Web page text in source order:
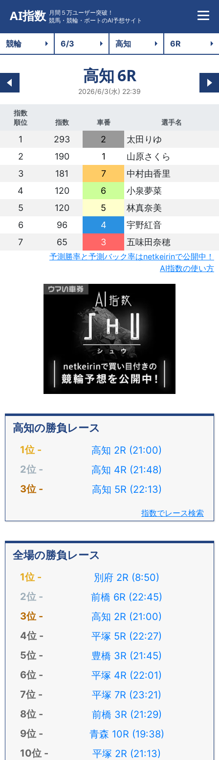
AI指数 月間５万ユーザー突破！
競馬・競輪・ボートのAI予想サイト
高知6R
2026/6/3(水) 22:39
指数
順位
指数 車番 選手名
1 293 2
太田りゆ
2
190 1
山原さくら
3
181 7
中村由香里
4
120 6
小泉夢菜
5
120 5
林真奈美
6
96 4
宇野紅音
7
65 3 五味田奈穂
予測勝率と予測バック率はnetkeirinで公開中！
AI指数の使い方
高知の勝負レース
高知 2R (21:00)
高知 4R (21:48)
高知 5R (22:13)
指数でレース検索
全場の勝負レース
別府 2R (8:50)
前橋 6R (22:45)
高知 2R (21:00)
平塚 5R (22:27)
豊橋 3R (21:45)
平塚 4R (22:01)
平塚 7R (23:21)
前橋 3R (21:29)
青森 10R (19:38)
平塚 2R (21:13)